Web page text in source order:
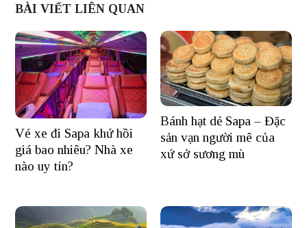
BÀI VIẾT LIÊN QUAN
Vé xe đi Sapa khứ hồi
giá bao nhiêu? Nhà xe
nào uy tín?
Bánh hạt dẻ Sapa – Đặc
sản vạn người mê của
xứ sở sương mù